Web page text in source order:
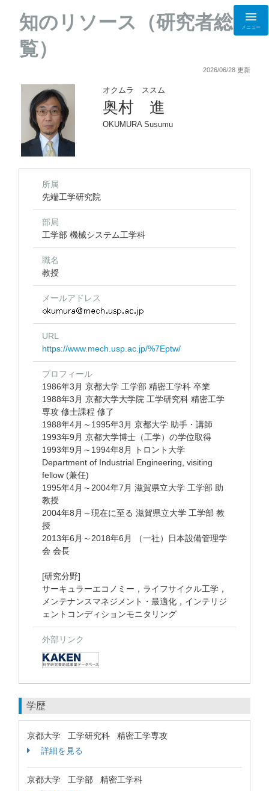
知のリソース（研究者総
覧）
メニュー
2026/06/28 更新
オクムラ ススム
奥村 進
OKUMURA Susumu
所属
先端工学研究院
部局
工学部 機械システム工学科
職名
教授
メールアドレス
URL
https://www.mech.usp.ac.jp/%7Eptw/
プロフィール
1986年3月 京都大学 工学部 精密工学科 卒業
1988年3月 京都大学大学院 工学研究科 精密工学
専攻 修士課程 修了
1988年4月～1995年3月 京都大学 助手・講師
1993年9月 京都大学博士（工学）の学位取得
1993年9月～1994年8月 トロント大学
Department of Industrial Engineering, visiting
fellow (兼任)
1995年4月～2004年7月 滋賀県立大学 工学部 助
教授
2004年8月～現在に至る 滋賀県立大学 工学部 教
授
2013年6月～2018年6月 （一社）日本設備管理学
会 会長
[研究分野]
サーキュラーエコノミー，ライフサイクル工学，
メンテナンスマネジメント・最適化，インテリジ
ェントコンディションモニタリング
外部リンク
学歴
京都大学 工学研究科 精密工学専攻
詳細を見る
京都大学 工学部 精密工学科